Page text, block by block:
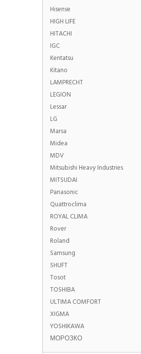
Hisense
HIGH LIFE
HITACHI
IGC
Kentatsu
Kitano
LAMPRECHT
LEGION
Lessar
LG
Marsa
Midea
MDV
Mitsubishi Heavy Industries
MITSUDAI
Panasonic
Quattroclima
ROYAL CLIMA
Rover
Roland
Samsung
SHUFT
Tosot
TOSHIBA
ULTIMA COMFORT
XIGMA
YOSHIKAWA
МОРОЗКО